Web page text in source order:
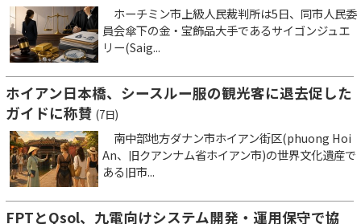
ホーチミン市上級人民裁判所は5日、同市人民委
員会傘下の金・宝飾品大手であるサイゴンジュエ
リー(Saig...
ホイアン日本橋、シースルー服の観光客に退去促した
ガイドに称賛 (7日)
南中部地方ダナン市ホイアン街区(phuong Hoi
An、旧クアンナム省ホイアン市)の世界文化遺産で
ある旧市...
FPTとQsol、九電向けシステム開発・運用保守で協